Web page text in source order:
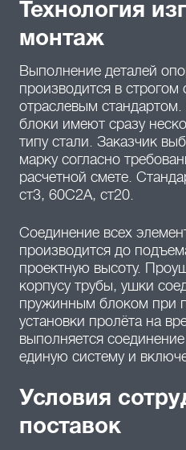
Технология
монтаж
Выполнение деталей
производится в строгом
отраслевым
блоки имеют сразу
типу стали. Заказчик
марку согласно
расчетной смете.
ст3, 60С2А, ст20.
Соединение всех
производится до
проектную высоту.
корпусу трубы, ушки
пружинным блоком при
установки пролёта на
выполняется
единую систему и
Условия
поставок